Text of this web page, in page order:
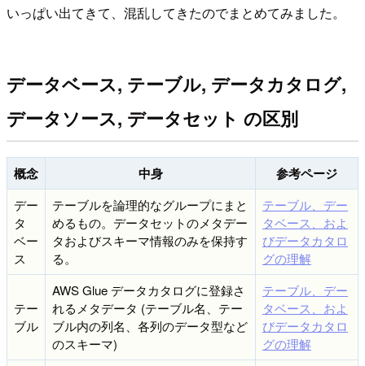
いっぱい出てきて、混乱してきたのでまとめてみました。
データベース, テーブル, データカタログ,
データソース, データセット の区別
概念 中身 参考ページ
デー
タ
ベー
ス
テーブルを論理的なグループにまと
めるもの。データセットのメタデー
タおよびスキーマ情報のみを保持す
る。
テーブル、デー
タベース、およ
びデータカタロ
グの理解
テー
ブル
AWS Glue データカタログに登録さ
れるメタデータ (テーブル名、テー
ブル内の列名、各列のデータ型など
のスキーマ)
テーブル、デー
タベース、およ
びデータカタロ
グの理解